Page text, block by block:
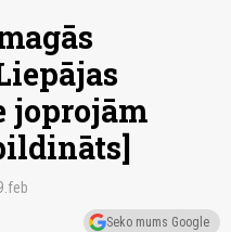
joprojām
Seko mums Google